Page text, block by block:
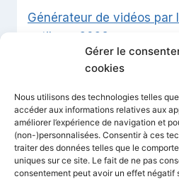
Gérer le
cookies
Nous utilisons des technologies telles
accéder aux informations relatives aux
améliorer l’expérience de navigation et
(non-)personnalisées. Consentir à ces
traiter des données telles que le
uniques sur ce site. Le fait de ne pas
consentement peut avoir un effet
Générateur de vidéos par
outils en 2026
Shift Technology place
centre de sa prochaine
l’assurance
Créer des vidéos en ligne
outils incontournables en